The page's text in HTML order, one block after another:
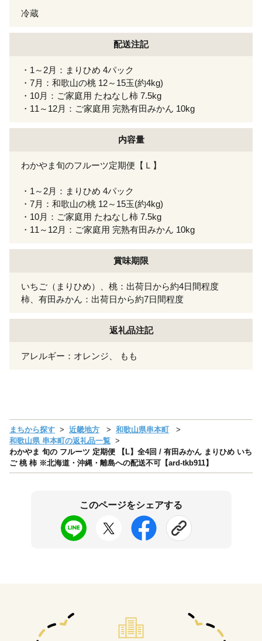
冷蔵
配送注記
・1～2月：まりひめ 4パック
・7月：和歌山の桃 12～15玉(約4kg)
・10月：ご家庭用 たねなし柿 7.5kg
・11～12月：ご家庭用 完熟有田みかん 10kg
内容量
わかやま旬のフルーツ定期便【Ｌ】
・1～2月：まりひめ 4パック
・7月：和歌山の桃 12～15玉(約4kg)
・10月：ご家庭用 たねなし柿 7.5kg
・11～12月：ご家庭用 完熟有田みかん 10kg
賞味期限
いちご（まりひめ）、桃：出荷日から約4日間程度
柿、有田みかん：出荷日から約7日間程度
返礼品注記
アレルギー：オレンジ、 もも
まちから探す 近畿地方
和歌山県串本町
和歌山県 串本町の返礼品一覧
わかやま 旬の フルーツ 定期便 【L】全4回 / 有田みかん まりひめ いち
ご 桃 柿 ※北海道・沖縄・離島への配送不可【ard-tkb911】
このページをシェアする